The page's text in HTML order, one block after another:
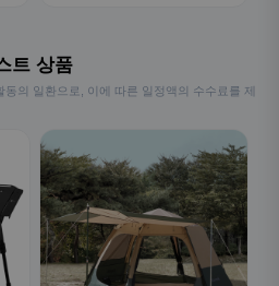
트 상품
의 일환으로, 이에 따른 일정액의 수수료를 제